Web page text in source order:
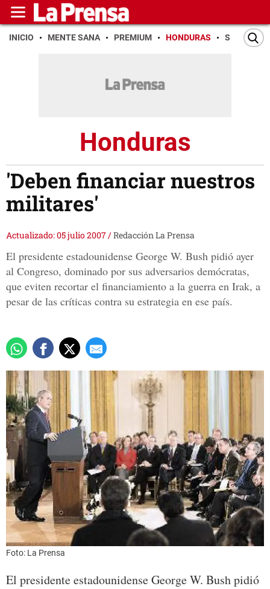
INICIO MENTE SANA PREMIUM HONDURAS SAN PEDRO
Honduras
'Deben financiar nuestros
militares'
Actualizado: 05 julio 2007/Redacción La Prensa
El presidente estadounidense George W. Bush pidió ayer
al Congreso, dominado por sus adversarios demócratas,
que eviten recortar el financiamiento a la guerra en Irak, a
pesar de las críticas contra su estrategia en ese país.
Foto: La Prensa
El presidente estadounidense George W. Bush pidió